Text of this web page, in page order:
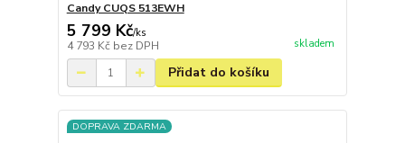
Candy CUQS 513EWH
5 799 Kč/ks
4 793 Kč bez DPH skladem
Přidat do košíku
DOPRAVA ZDARMA